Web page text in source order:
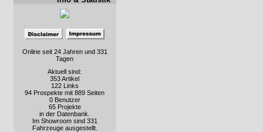
Online seit 24 Jahren und 331
Tagen
Aktuell sind:
353 Artikel
122 Links
94 Prospekte mit 889 Seiten
0 Benutzer
65 Projekte
in der Datenbank.
Im Showroom sind 331
Fahrzeuge ausgestellt.